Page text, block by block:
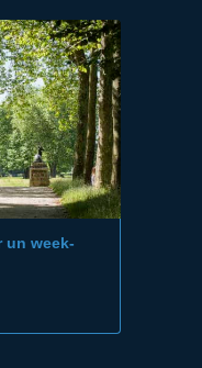
un week-